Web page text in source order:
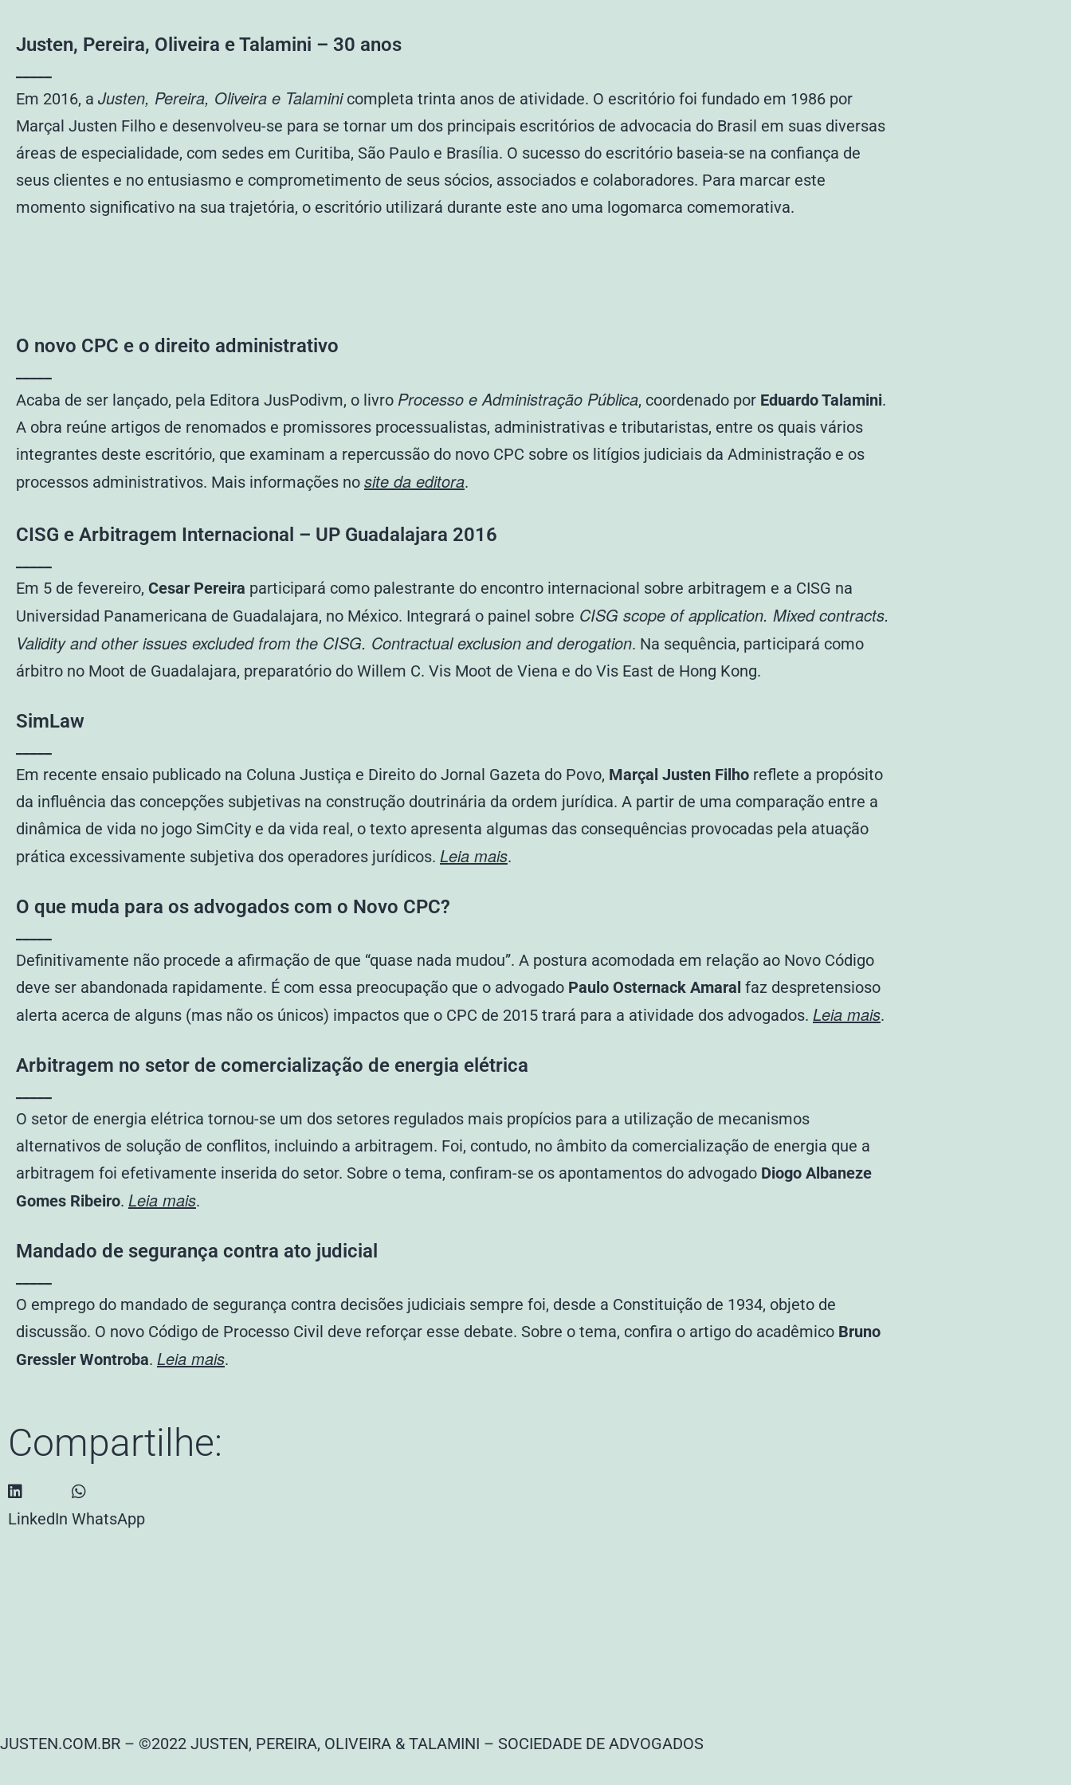
Justen, Pereira, Oliveira e Talamini – 30 anos
Em 2016, a Justen, Pereira, Oliveira e Talaminicompleta trinta anos de atividade. O escritório foi fundado em 1986 por
Marçal Justen Filho e desenvolveu-se para se tornar um dos principais escritórios de advocacia do Brasil em suas diversas
áreas de especialidade, com sedes em Curitiba, São Paulo e Brasília. O sucesso do escritório baseia-se na confiança de
seus clientes e no entusiasmo e comprometimento de seus sócios, associados e colaboradores. Para marcar este
momento significativo na sua trajetória, o escritório utilizará durante este ano uma logomarca comemorativa.
O novo CPC e o direito administrativo
Acaba de ser lançado, pela Editora JusPodivm, o livro Processo e Administração Pública, coordenado por Eduardo Talamini.
A obra reúne artigos de renomados e promissores processualistas, administrativas e tributaristas, entre os quais vários
integrantes deste escritório, que examinam a repercussão do novo CPC sobre os litígios judiciais da Administração e os
processos administrativos. Mais informações no site da editora.
CISG e Arbitragem Internacional – UP Guadalajara 2016
Em 5 de fevereiro, Cesar Pereira participará como palestrante do encontro internacional sobre arbitragem e a CISG na
Universidad Panamericana de Guadalajara, no México. Integrará o painel sobre CISG scope of application. Mixed contracts.
Validity and other issues excluded from the CISG. Contractual exclusion and derogation. Na sequência, participará como
árbitro no Moot de Guadalajara, preparatório do Willem C. Vis Moot de Viena e do Vis East de Hong Kong.
SimLaw
Em recente ensaio publicado na Coluna Justiça e Direito do Jornal Gazeta do Povo, Marçal Justen Filho reflete a propósito
da influência das concepções subjetivas na construção doutrinária da ordem jurídica. A partir de uma comparação entre a
dinâmica de vida no jogo SimCity e da vida real, o texto apresenta algumas das consequências provocadas pela atuação
prática excessivamente subjetiva dos operadores jurídicos. Leia mais.
O que muda para os advogados com o Novo CPC?
Definitivamente não procede a afirmação de que “quase nada mudou”. A postura acomodada em relação ao Novo Código
deve ser abandonada rapidamente. É com essa preocupação que o advogado Paulo Osternack Amaral faz despretensioso
alerta acerca de alguns (mas não os únicos) impactos que o CPC de 2015 trará para a atividade dos advogados. Leia mais.
Arbitragem no setor de comercialização de energia elétrica
O setor de energia elétrica tornou-se um dos setores regulados mais propícios para a utilização de mecanismos
alternativos de solução de conflitos, incluindo a arbitragem. Foi, contudo, no âmbito da comercialização de energia que a
arbitragem foi efetivamente inserida do setor. Sobre o tema, confiram-se os apontamentos do advogado Diogo Albaneze
Gomes Ribeiro. Leia mais.
Mandado de segurança contra ato judicial
O emprego do mandado de segurança contra decisões judiciais sempre foi, desde a Constituição de 1934, objeto de
discussão. O novo Código de Processo Civil deve reforçar esse debate. Sobre o tema, confira o artigo do acadêmico Bruno
Gressler Wontroba. Leia mais.
Compartilhe:
LinkedIn WhatsApp
JUSTEN.COM.BR – ©2022 JUSTEN, PEREIRA, OLIVEIRA & TALAMINI – SOCIEDADE DE ADVOGADOS